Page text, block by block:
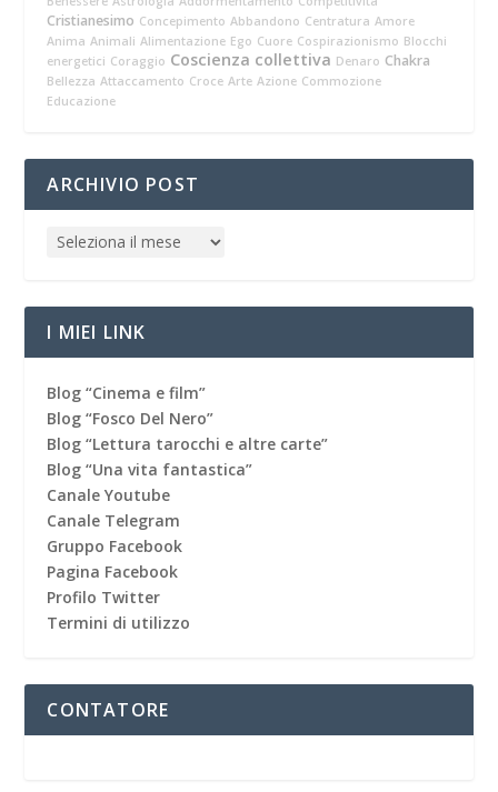
Cristianesimo Concepimento Abbandono Centratura Amore
Anima Animali Alimentazione Ego Cuore Cospirazionismo Blocchi
energetici Coraggio Coscienza collettiva Denaro Chakra
Bellezza Attaccamento Croce Arte Azione Commozione
Educazione
ARCHIVIO POST
I MIEI LINK
Blog “Cinema e film”
Blog “Fosco Del Nero”
Blog “Lettura tarocchi e altre carte”
Blog “Una vita fantastica”
Canale Youtube
Canale Telegram
Gruppo Facebook
Pagina Facebook
Profilo Twitter
Termini di utilizzo
CONTATORE